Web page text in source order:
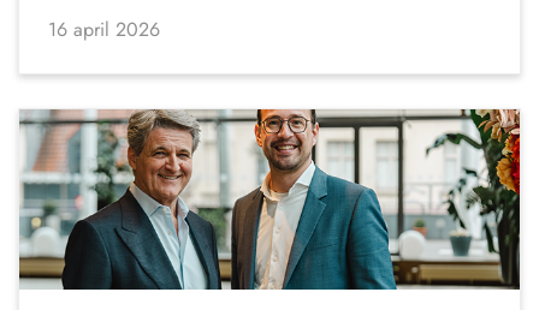
16 april 2026